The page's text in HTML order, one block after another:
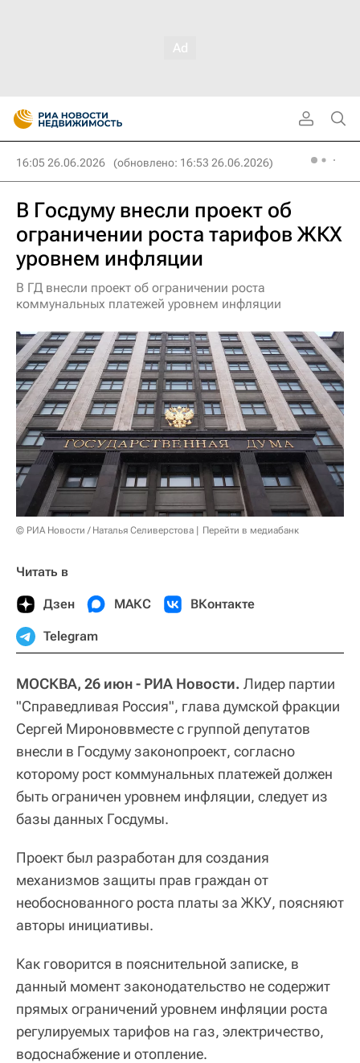
16:05 26.06.2026 (обновлено: 16:53 26.06.2026)
В Госдуму внесли проект об
ограничении роста тарифов ЖКХ
уровнем инфляции
В ГД внесли проект об ограничении роста
коммунальных платежей уровнем инфляции
© РИА Новости / Наталья Селиверстова Перейти в медиабанк
Читать в
Дзен МАКС ВКонтакте
Telegram
МОСКВА, 26 июн - РИА Новости. Лидер партии
"Справедливая Россия", глава думской фракции
Сергей Мироноввместе с группой депутатов
внесли в Госдуму законопроект, согласно
которому рост коммунальных платежей должен
быть ограничен уровнем инфляции, следует из
базы данных Госдумы.
Проект был разработан для создания
механизмов защиты прав граждан от
необоснованного роста платы за ЖКУ, поясняют
авторы инициативы.
Как говорится в пояснительной записке, в
данный момент законодательство не содержит
прямых ограничений уровнем инфляции роста
регулируемых тарифов на газ, электричество,
водоснабжение и отопление.